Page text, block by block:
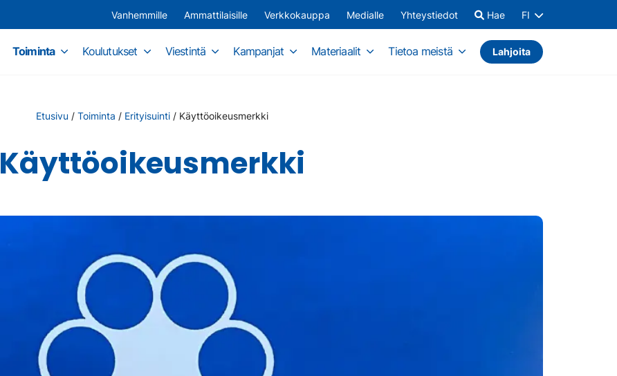
Vanhemmille Ammattilaisille Verkkokauppa Medialle Yhteystiedot Hae FI
Toiminta Koulutukset Viestintä Kampanjat Materiaalit Tietoa meistä Lahjoita
Etusivu / Toiminta / Erityisuinti/ Käyttöoikeusmerkki
Käyttöoikeusmerkki